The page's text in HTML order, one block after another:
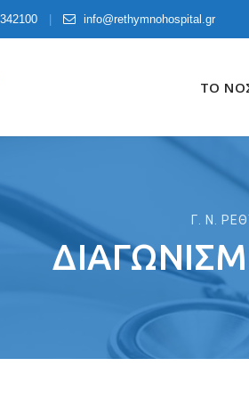
info@rethymnohospital.gr
content
ΤΟ
Γ. Ν.